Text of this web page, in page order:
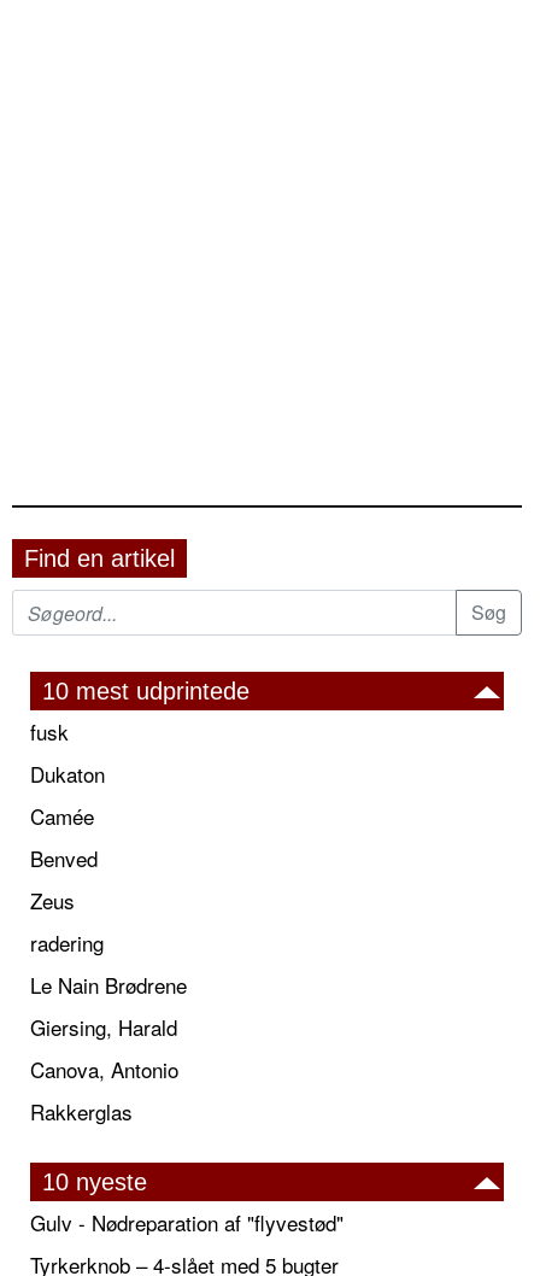
Find en artikel
10 mest udprintede
fusk
Dukaton
Camée
Benved
Zeus
radering
Le Nain Brødrene
Giersing, Harald
Canova, Antonio
Rakkerglas
10 nyeste
Gulv - Nødreparation af "flyvestød"
Tyrkerknob – 4-slået med 5 bugter